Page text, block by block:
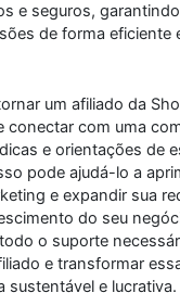
e seguros,
de forma eficiente
um afiliado da
conectar com uma
e orientações de
pode ajudá-lo a
e expandir sua
do seu
o suporte
e transformar
sustentável e lucrativa.